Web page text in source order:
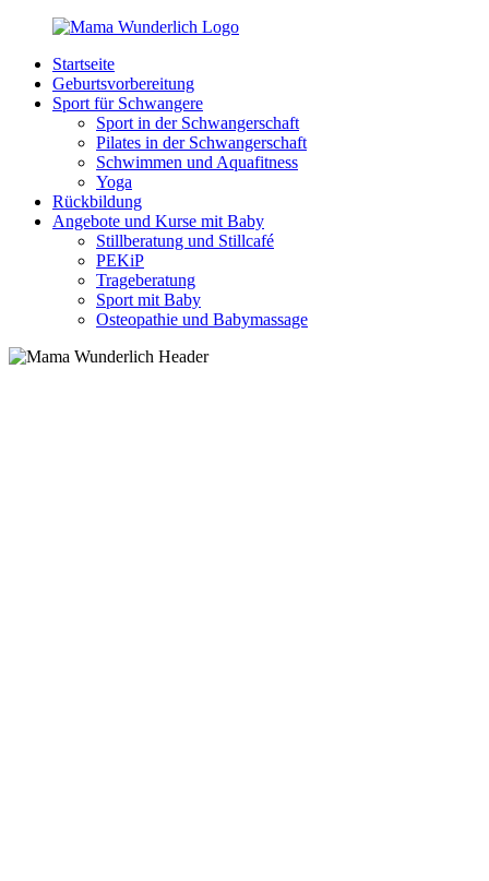
Zurück
Inhalt
MamaWunderlich.de
Mutti
sein
wunderbar!
Startseite
Geburtsvorbereitung
Sport für Schwangere
Sport in der Schwangerschaft
Pilates in der Schwangerschaft
Schwimmen und Aquafitness
Yoga
Rückbildung
Angebote und Kurse mit Baby
Stillberatung und Stillcafé
PEKiP
Trageberatung
Sport mit Baby
Osteopathie und Babymassage